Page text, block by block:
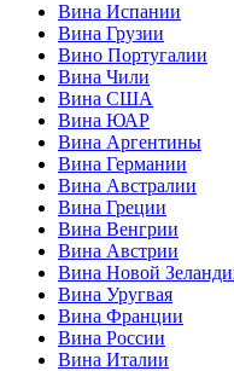
Вина Испании
Вина Грузии
Вино Португалии
Вина Чили
Вина США
Вина ЮАР
Вина Аргентины
Вина Германии
Вина Австралии
Вина Греции
Вина Венгрии
Вина Австрии
Вина Новой
Вина Уругвая
Вина Франции
Вина России
Вина Италии